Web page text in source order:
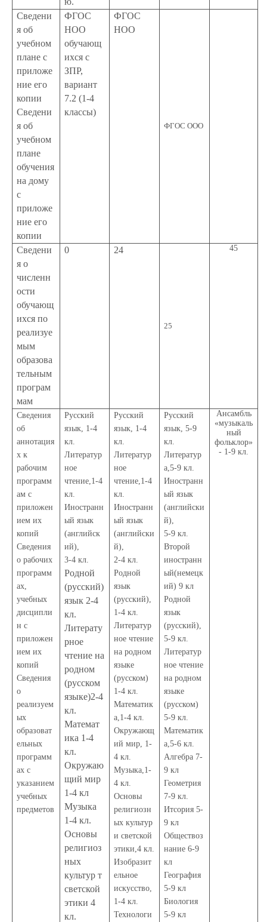
Сведени
я об
учебном
плане с
приложе
ние его
копии
Сведени
я об
учебном
плане
обучения
на дому
с
приложе
ние его
копии
ФГОС
НОО
обучающ
ихся с
ЗПР,
вариант
7.2 (1-4
классы)
ФГОС
НОО
ФГОС ООО
Сведени
я о
численн
ости
обучающ
ихся по
реализуе
мым
образова
тельным
програм
мам
0 24
25
45
Сведения
об
аннотация
х к
рабочим
программ
ам с
приложен
ием их
копий
Сведения
о рабочих
программ
ах,
учебных
дисципли
н с
приложен
ием их
копий
Сведения
о
реализуем
ых
образоват
ельных
программ
ах с
указанием
учебных
предметов
Русский
язык, 1-4
кл.
Литератур
ное
чтение,1-4
кл.
Иностранн
ый язык
(английск
ий),
3-4 кл.
Родной
(русский)
язык 2-4
кл.
Литерату
рное
чтение на
родном
(русском
языке)2-4
кл.
Математ
ика 1-4
кл.
Окружаю
щий мир
1-4 кл
Музыка
1-4 кл.
Основы
религиоз
ных
культур т
светской
этики 4
кл.
Русский
язык, 1-4
кл.
Литератур
ное
чтение,1-4
кл.
Иностранн
ый язык
(английски
й),
2-4 кл.
Родной
язык
(русский),
1-4 кл.
Литератур
ное чтение
на родном
языке
(русском)
1-4 кл.
Математик
а,1-4 кл.
Окружающ
ий мир, 1-
4 кл.
Музыка,1-
4 кл.
Основы
религиозн
ых культур
и светской
этики,4 кл.
Изобразит
ельное
искусство,
1-4 кл.
Технологи
Русский
язык, 5-9
кл.
Литератур
а,5-9 кл.
Иностранн
ый язык
(английски
й),
5-9 кл.
Второй
иностранн
ый(немецк
ий) 9 кл
Родной
язык
(русский),
5-9 кл.
Литератур
ное чтение
на родном
языке
(русском)
5-9 кл.
Математик
а,5-6 кл.
Алгебра 7-
9 кл
Геометрия
7-9 кл.
Итсория 5-
9 кл
Обществоз
нание 6-9
кл
География
5-9 кл
Биология
5-9 кл
Ансамбль
«музыкаль
ный
фольклор»
- 1-9 кл.